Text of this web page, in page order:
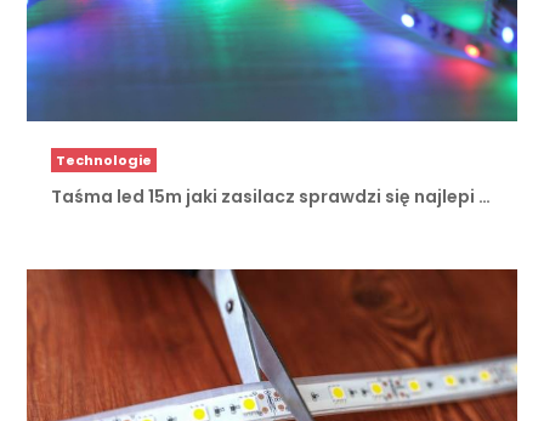
Technologie
Taśma led 15m jaki zasilacz sprawdzi się najlepi …